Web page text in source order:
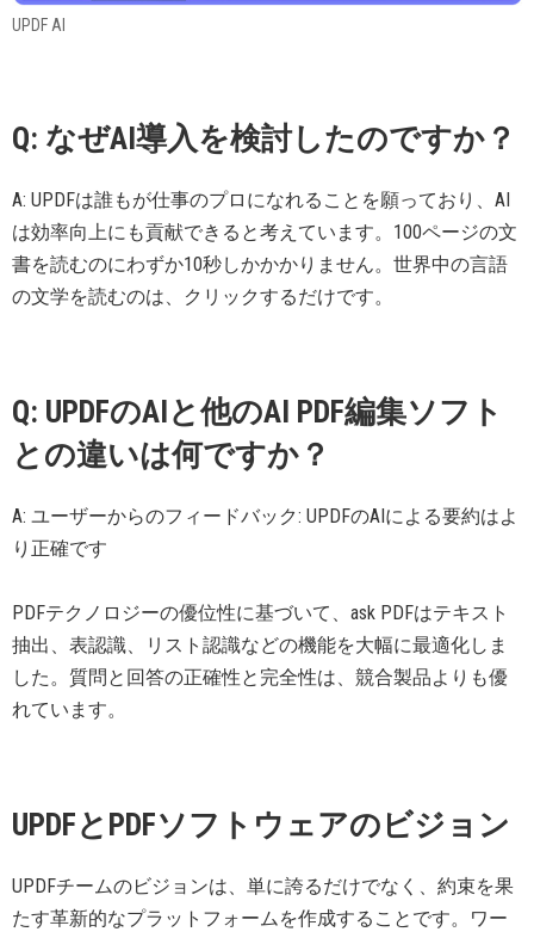
UPDF AI
Q: なぜAI導入を検討したのですか？
A: UPDFは誰もが仕事のプロになれることを願っており、AI
は効率向上にも貢献できると考えています。100ページの文
書を読むのにわずか10秒しかかかりません。世界中の言語
の文学を読むのは、クリックするだけです。
Q: UPDFのAIと他のAI PDF編集ソフト
との違いは何ですか？
A: ユーザーからのフィードバック: UPDFのAIによる要約はよ
り正確です
PDFテクノロジーの優位性に基づいて、ask PDFはテキスト
抽出、表認識、リスト認識などの機能を大幅に最適化しま
した。質問と回答の正確性と完全性は、競合製品よりも優
れています。
UPDFとPDFソフトウェアのビジョン
UPDFチームのビジョンは、単に誇るだけでなく、約束を果
たす革新的なプラットフォームを作成することです。ワー